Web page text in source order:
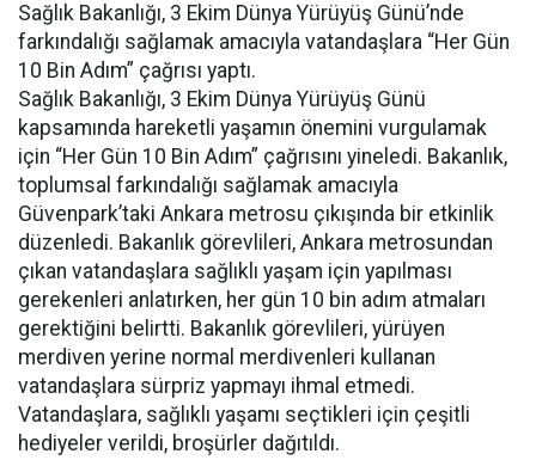
Sağlık Bakanlığı, 3 Ekim Dünya Yürüyüş Günü’nde
farkındalığı sağlamak amacıyla vatandaşlara “Her Gün
10 Bin Adım” çağrısı yaptı.
Sağlık Bakanlığı, 3 Ekim Dünya Yürüyüş Günü
kapsamında hareketli yaşamın önemini vurgulamak
için “Her Gün 10 Bin Adım” çağrısını yineledi. Bakanlık,
toplumsal farkındalığı sağlamak amacıyla
Güvenpark’taki Ankara metrosu çıkışında bir etkinlik
düzenledi. Bakanlık görevlileri, Ankara metrosundan
çıkan vatandaşlara sağlıklı yaşam için yapılması
gerekenleri anlatırken, her gün 10 bin adım atmaları
gerektiğini belirtti. Bakanlık görevlileri, yürüyen
merdiven yerine normal merdivenleri kullanan
vatandaşlara sürpriz yapmayı ihmal etmedi.
Vatandaşlara, sağlıklı yaşamı seçtikleri için çeşitli
hediyeler verildi, broşürler dağıtıldı.